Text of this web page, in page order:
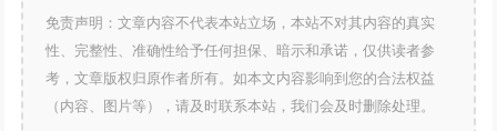
免责声明：文章内容不代表本站立场，本站不对其内容的真实
性、完整性、准确性给予任何担保、暗示和承诺，仅供读者参
考，文章版权归原作者所有。如本文内容影响到您的合法权益
（内容、图片等），请及时联系本站，我们会及时删除处理。